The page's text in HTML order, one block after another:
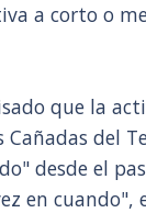
a corto o
que la
Cañadas del
desde el
en cuando",